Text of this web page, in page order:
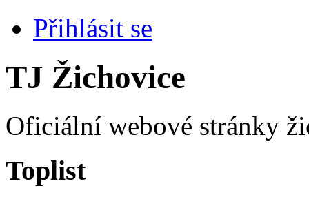
Přihlásit se
TJ Žichovice
Oficiální webové stránky
Toplist